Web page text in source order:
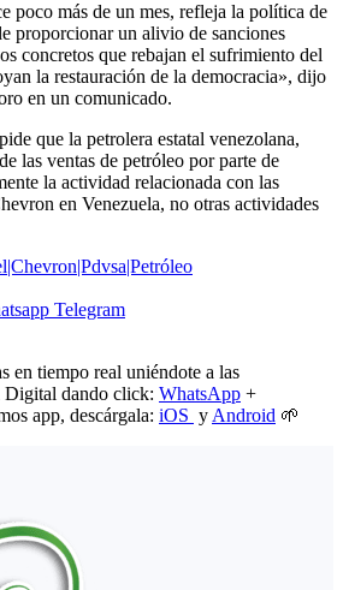
poco más de un mes, refleja la política de
proporcionar un alivio de sanciones
concretos que rebajan el sufrimiento del
la restauración de la democracia», dijo
en un comunicado.
que la petrolera estatal venezolana,
las ventas de petróleo por parte de
la actividad relacionada con las
en Venezuela, no otras actividades
Telegram
en tiempo real uniéndote a las
Digital dando click: WhatsApp +
app, descárgala: iOS y Android 🌱